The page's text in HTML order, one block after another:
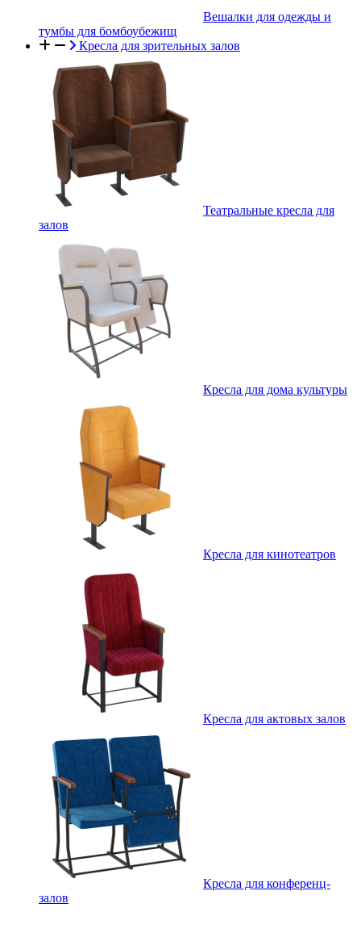
Вешалки для одежды и
тумбы для бомбоубежищ
Кресла для зрительных залов
Театральные кресла для
залов
Кресла для дома культуры
Кресла для кинотеатров
Кресла для актовых залов
Кресла для конференц-
залов